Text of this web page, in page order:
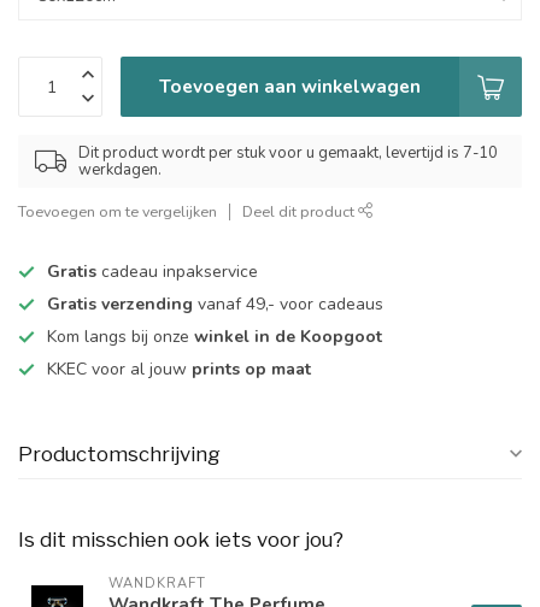
Toevoegen aan winkelwagen
Dit product wordt per stuk voor u gemaakt, levertijd is 7-10
werkdagen.
Toevoegen om te vergelijken Deel dit product
Gratis cadeau inpakservice
Gratis verzending vanaf 49,- voor cadeaus
Kom langs bij onze winkel in de Koopgoot
KKEC voor al jouw prints op maat
Productomschrijving
Is dit misschien ook iets voor jou?
WANDKRAFT